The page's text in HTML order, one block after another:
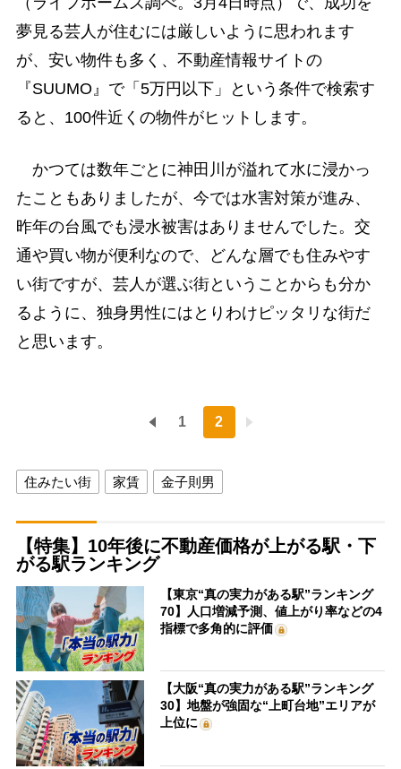
夢見る芸人が住むには厳しいように思われます
が、安い物件も多く、不動産情報サイトの
『SUUMO』で「5万円以下」という条件で検索す
ると、100件近くの物件がヒットします。
かつては数年ごとに神田川が溢れて水に浸かっ
たこともありましたが、今では水害対策が進み、
昨年の台風でも浸水被害はありませんでした。交
通や買い物が便利なので、どんな層でも住みやす
い街ですが、芸人が選ぶ街ということからも分か
るように、独身男性にはとりわけピッタリな街だ
と思います。
1 2
住みたい街 家賃 金子則男
【特集】10年後に不動産価格が上がる駅・下
がる駅ランキング
【東京“真の実力がある駅”ランキング
70】人口増減予測、値上がり率などの4
指標で多角的に評価
【大阪“真の実力がある駅”ランキング
30】地盤が強固な“上町台地”エリアが
上位に